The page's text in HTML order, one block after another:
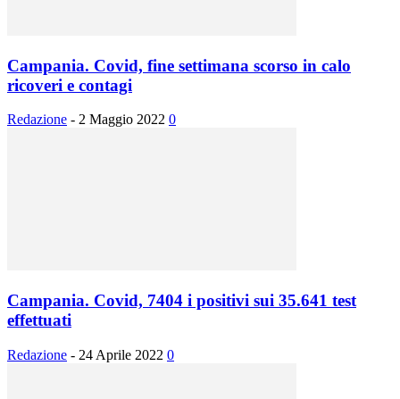
Campania. Covid, fine settimana scorso in calo
ricoveri e contagi
Redazione - 2 Maggio 2022 0
Campania. Covid, 7404 i positivi sui 35.641 test
effettuati
Redazione - 24 Aprile 2022 0